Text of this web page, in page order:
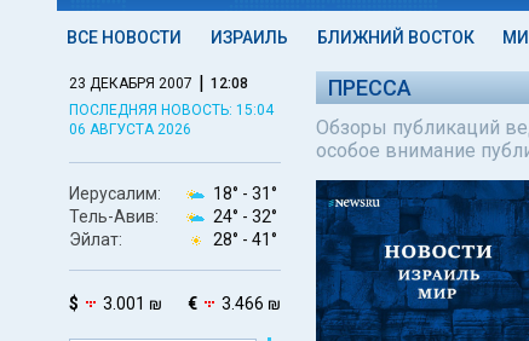
ВСЕ НОВОСТИ ИЗРАИЛЬ БЛИЖНИЙ ВОСТОК
23 ДЕКАБРЯ 2007 | 12:08
ПОСЛЕДНЯЯ НОВОСТЬ: 15:04
06 АВГУСТА 2026
Иерусалим: 18° - 31°
Тель-Авив:
24° - 32°
Эйлат:
28° - 41°
$ 3.001 ₪ € 3.466 ₪
ПРЕССА
Обзоры публикаций
особое внимание